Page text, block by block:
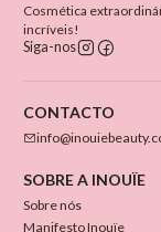
Cosmética
incríveis!
Siga-nos
CONTACTO
SOBRE A INOUÏE
Sobre nós
Manifesto Inouïe